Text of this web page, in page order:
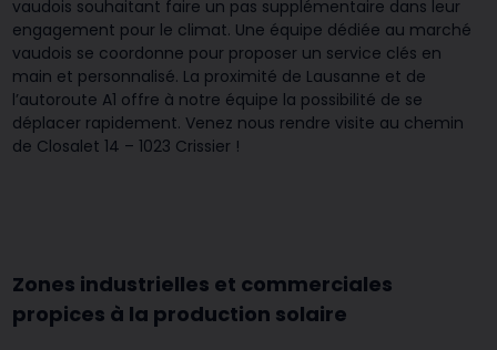
vaudois souhaitant faire un pas supplémentaire dans leur
engagement pour le climat. Une équipe dédiée au marché
vaudois se coordonne pour proposer un service clés en
main et personnalisé. La proximité de Lausanne et de
l’autoroute A1 offre à notre équipe la possibilité de se
déplacer rapidement. Venez nous rendre visite au chemin
de Closalet 14 – 1023 Crissier !
Zones industrielles et commerciales
propices à la production solaire